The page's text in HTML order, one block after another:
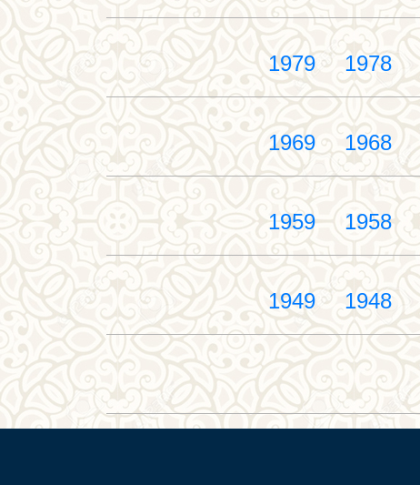
1978
1979
1968
1969
1958
1959
1948
1949